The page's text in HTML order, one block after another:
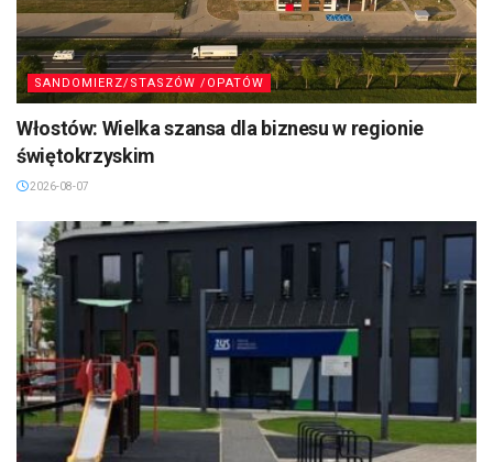
SANDOMIERZ/STASZÓW /OPATÓW
Włostów: Wielka szansa dla biznesu w regionie
świętokrzyskim
2026-08-07